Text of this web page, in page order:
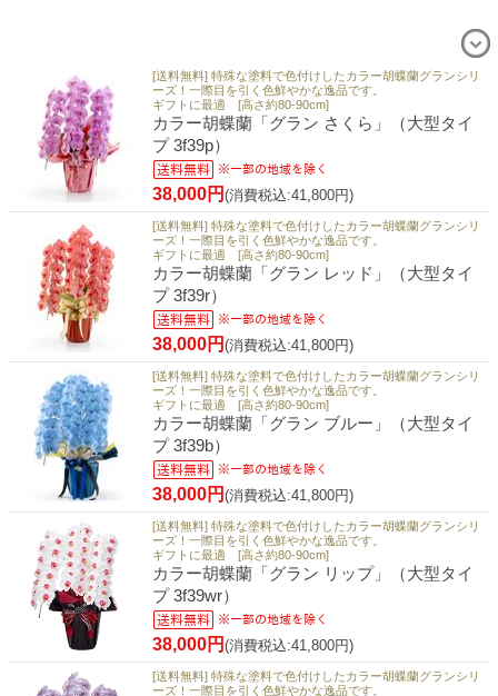
[送料無料] 特殊な塗料で色付けしたカラー胡蝶蘭グランシリ
ーズ！一際目を引く色鮮やかな逸品です。
ギフトに最適 [高さ約80-90cm]
カラー胡蝶蘭「グラン さくら」（大型タイ
プ 3f39p）
38,000円 (消費税込:41,800円)
[送料無料] 特殊な塗料で色付けしたカラー胡蝶蘭グランシリ
ーズ！一際目を引く色鮮やかな逸品です。
ギフトに最適 [高さ約80-90cm]
カラー胡蝶蘭「グラン レッド」（大型タイ
プ 3f39r）
38,000円 (消費税込:41,800円)
[送料無料] 特殊な塗料で色付けしたカラー胡蝶蘭グランシリ
ーズ！一際目を引く色鮮やかな逸品です。
ギフトに最適 [高さ約80-90cm]
カラー胡蝶蘭「グラン ブルー」（大型タイ
プ 3f39b）
38,000円 (消費税込:41,800円)
[送料無料] 特殊な塗料で色付けしたカラー胡蝶蘭グランシリ
ーズ！一際目を引く色鮮やかな逸品です。
ギフトに最適 [高さ約80-90cm]
カラー胡蝶蘭「グラン リップ」（大型タイ
プ 3f39wr）
38,000円 (消費税込:41,800円)
[送料無料] 特殊な塗料で色付けしたカラー胡蝶蘭グランシリ
ーズ！一際目を引く色鮮やかな逸品です。